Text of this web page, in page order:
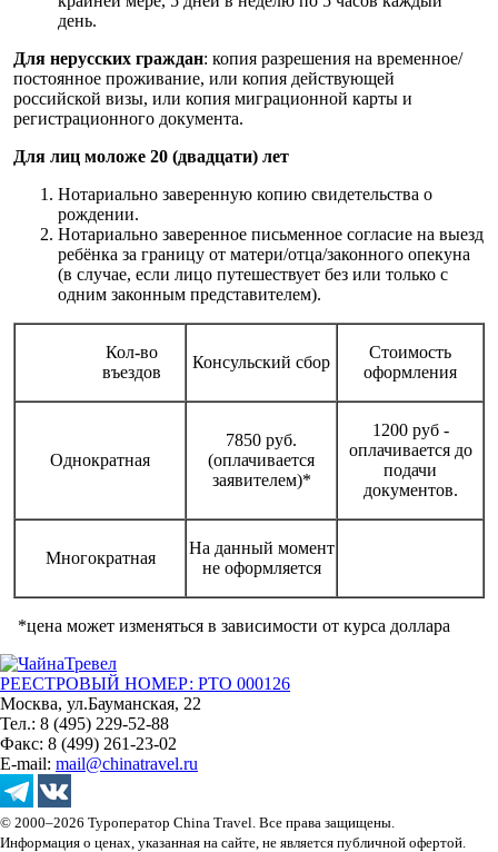
день.
Для нерусских граждан: копия разрешения на временное/
постоянное проживание, или копия действующей
российской визы, или копия миграционной карты и
регистрационного документа.
Для лиц моложе 20 (двадцати) лет
Нотариально заверенную копию свидетельства о
рождении.
Нотариально заверенное письменное согласие на выезд
ребёнка за границу от матери/отца/законного опекуна
(в случае, если лицо путешествует без или только с
одним законным представителем).
Кол-во
въездов
Консульский сбор
Стоимость
оформления
Однократная
7850 руб.
(оплачивается
заявителем)*
1200 руб -
оплачивается до
подачи
документов.
Многократная
На данный момент
не оформляется
*цена может изменяться в зависимости от курса доллара
РЕЕСТРОВЫЙ НОМЕР: РТО 000126
Москва, ул.Бауманская, 22
Тел.: 8 (495) 229-52-88
Факс: 8 (499) 261-23-02
E-mail: mail@chinatravel.ru
© 2000–2026 Туроператор China Travel. Все права защищены.
Информация о ценах, указанная на сайте, не является публичной офертой.